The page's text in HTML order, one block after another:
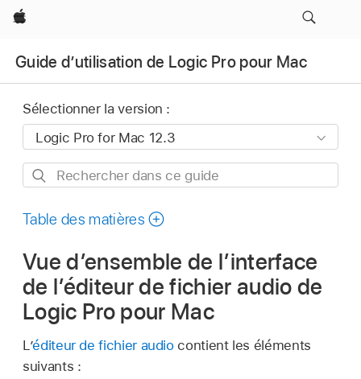
Apple
Guide d’utilisation de Logic Pro pour Mac
Sélectionner la version :
Rechercher
ce
Table des matières
Vue d’ensemble de l’interface
de l’éditeur de fichier audio de
Logic Pro pour Mac
L’éditeur de fichier audiocontient les éléments
suivants :